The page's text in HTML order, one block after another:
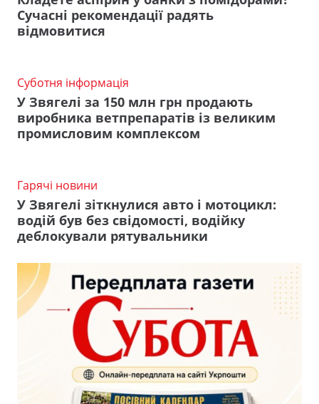
Сучасні рекомендації радять
відмовитися
Суботня інформація
У Звягелі за 150 млн грн продають
виробника ветпрепаратів із великим
промисловим комплексом
Гарячі новини
У Звягелі зіткнулися авто і мотоцикл:
водій був без свідомості, водійку
деблокували рятувальники